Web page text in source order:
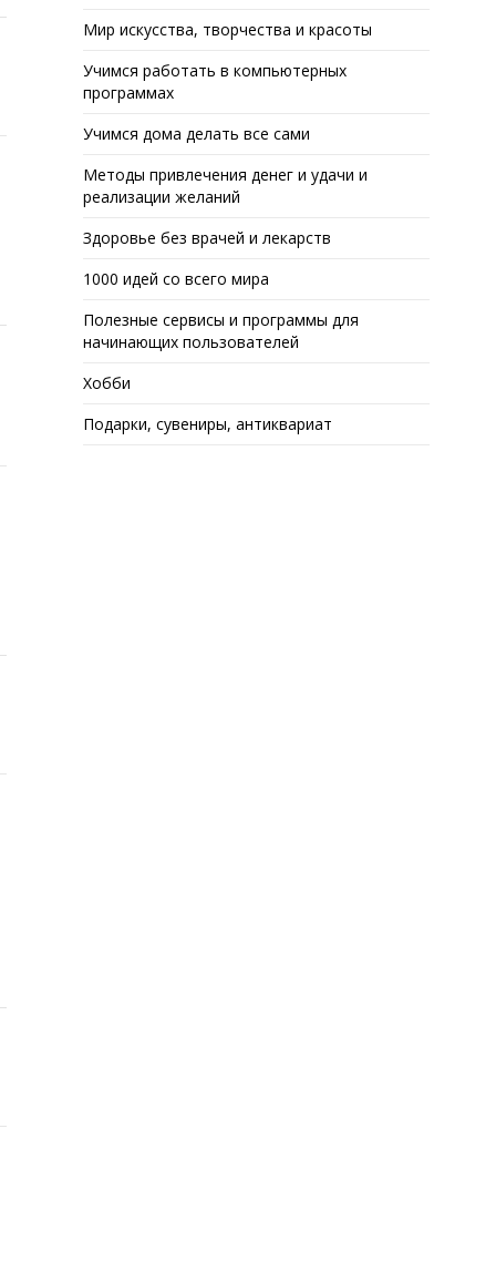
Мир искусства, творчества и красоты
Учимся работать в компьютерных
программах
Учимся дома делать все сами
Методы привлечения денег и удачи и
реализации желаний
Здоровье без врачей и лекарств
1000 идей со всего мира
Полезные сервисы и программы для
начинающих пользователей
Хобби
Подарки, сувениры, антиквариат